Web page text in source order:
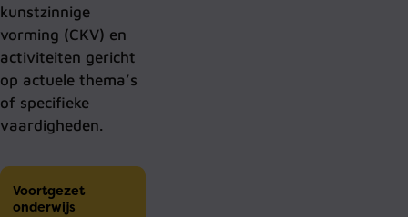
kunstzinnige
vorming (CKV) en
activiteiten gericht
op actuele thema’s
of specifieke
vaardigheden.
Voortgezet
onderwijs